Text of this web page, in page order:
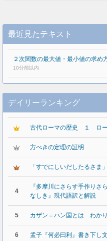
最近見たテキスト
２次関数の最大値・最小値の求め
10分前以内
デイリーランキング
古代ローマの歴史 １ ロー
方べきの定理の証明
「すでにしいだしたるさま
4
『多摩川にさらす手作り
なしき』現代語訳と解説
5 カザン＝ハン国とは わか
6 孟子『何必曰利』書き下し